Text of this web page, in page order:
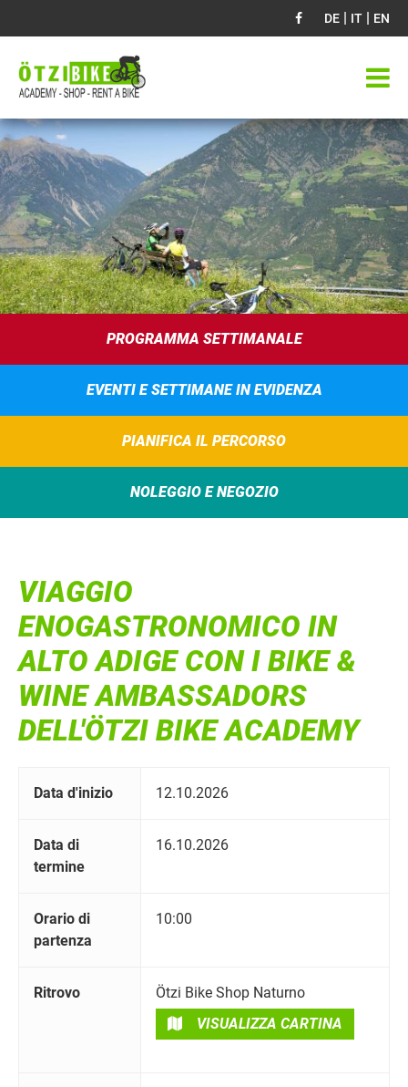
DE | IT | EN
PROGRAMMA SETTIMANALE
EVENTI E SETTIMANE IN EVIDENZA
PIANIFICA IL PERCORSO
NOLEGGIO E NEGOZIO
VIAGGIO
ENOGASTRONOMICO IN
ALTO ADIGE CON I BIKE &
WINE AMBASSADORS
DELL'ÖTZI BIKE ACADEMY
Data d'inizio 12.10.2026
Data di
termine
16.10.2026
Orario di
partenza
10:00
Ritrovo
Ötzi Bike Shop Naturno
VISUALIZZA CARTINA